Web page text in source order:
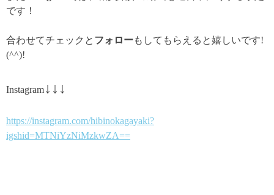
です！
合わせてチェックと フォローもしてもらえると嬉しいです!
(^^)!
Instagram↓↓↓
https://instagram.com/hibinokagayaki?
igshid=MTNiYzNiMzkwZA==